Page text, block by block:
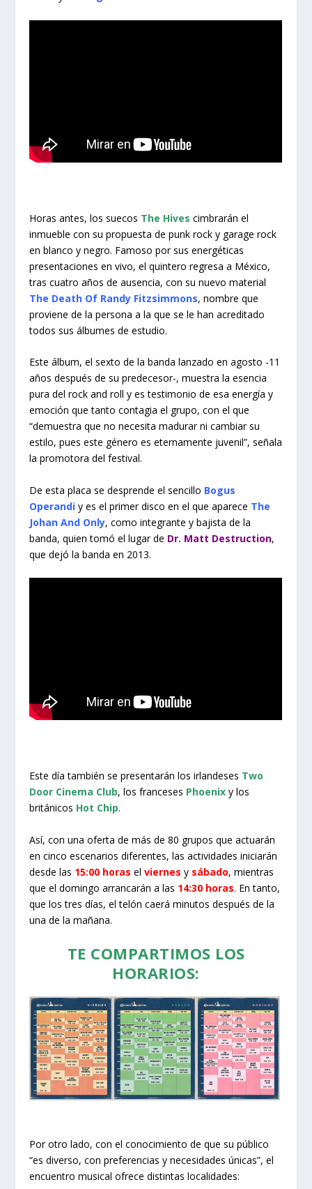
Horas antes, los suecos The Hives cimbrarán el
inmueble con su propuesta de punk rock y garage rock
en blanco y negro. Famoso por sus energéticas
presentaciones en vivo, el quintero regresa a México,
tras cuatro años de ausencia, con su nuevo material
The Death Of Randy Fitzsimmons, nombre que
proviene de la persona a la que se le han acreditado
todos sus álbumes de estudio.
Este álbum, el sexto de la banda lanzado en agosto -11
años después de su predecesor-, muestra la esencia
pura del rock and roll y es testimonio de esa energía y
emoción que tanto contagia el grupo, con el que
“demuestra que no necesita madurar ni cambiar su
estilo, pues este género es eternamente juvenil”, señala
la promotora del festival.
De esta placa se desprende el sencillo Bogus
Operandi y es el primer disco en el que aparece The
Johan And Only, como integrante y bajista de la
banda, quien tomó el lugar de Dr. Matt Destruction,
que dejó la banda en 2013.
Este día también se presentarán los irlandeses Two
Door Cinema Club, los franceses Phoenix y los
británicos Hot Chip.
Así, con una oferta de más de 80 grupos que actuarán
en cinco escenarios diferentes, las actividades iniciarán
desde las 15:00 horas elviernes y sábado, mientras
que el domingo arrancarán a las 14:30 horas. En tanto,
que los tres días, el telón caerá minutos después de la
una de la mañana.
TE COMPARTIMOS LOS
HORARIOS:
Por otro lado, con el conocimiento de que su público
“es diverso, con preferencias y necesidades únicas”, el
encuentro musical ofrece distintas localidades: